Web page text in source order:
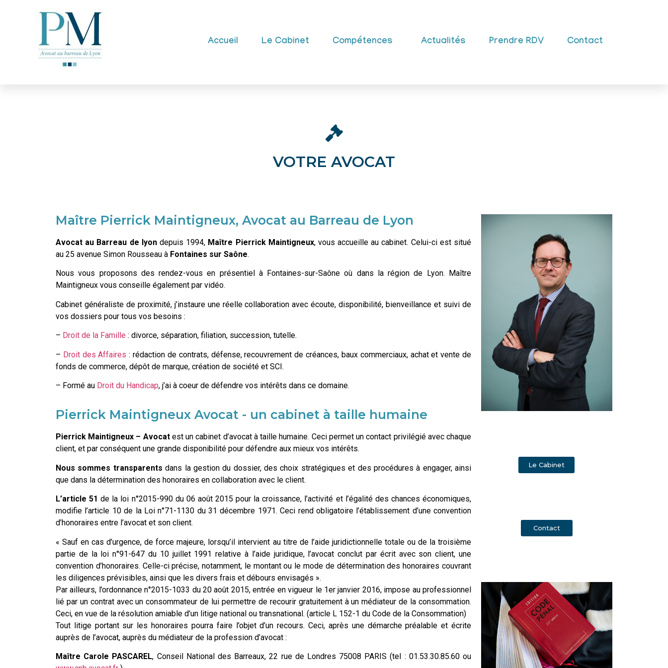
Accueil Le Cabinet Compétences Actualités Prendre RDV Contact
VOTRE AVOCAT
Maître Pierrick Maintigneux, Avocat au Barreau de Lyon
Avocat au Barreau de lyondepuis 1994, Maître Pierrick Maintigneux, vous accueille au cabinet. Celui-ci est situé
au 25 avenue Simon Rousseau à Fontaines sur Saône.
Nous vous proposons des rendez-vous en présentiel à Fontaines-sur-Saône où dans la région de Lyon. Maître
Maintigneux vous conseille également par vidéo.
Cabinet généraliste de proximité, j’instaure une réelle collaboration avec écoute, disponibilité, bienveillance et suivi de
vos dossiers pour tous vos besoins :
– Droit de la Famille : divorce, séparation, filiation, succession, tutelle.
– Droit des Affaires : rédaction de contrats, défense, recouvrement de créances, baux commerciaux, achat et vente de
fonds de commerce, dépôt de marque, création de société et SCI.
– Formé au Droit du Handicap, j’ai à coeur de défendre vos intérêts dans ce domaine.
Pierrick Maintigneux Avocat - un cabinet à taille humaine
Pierrick Maintigneux – Avocatest un cabinet d’avocat à taille humaine. Ceci permet un contact privilégié avec chaque
client, et par conséquent une grande disponibilité pour défendre aux mieux vos intérêts.
Nous sommes transparents dans la gestion du dossier, des choix stratégiques et des procédures à engager, ainsi
que dans la détermination des honoraires en collaboration avec le client.
L’article 51 de la loi n°2015-990 du 06 août 2015 pour la croissance, l’activité et l’égalité des chances économiques,
modifie l’article 10 de la Loi n°71-1130 du 31 décembre 1971. Ceci rend obligatoire l’établissement d’une convention
d’honoraires entre l’avocat et son client.
« Sauf en cas d’urgence, de force majeure, lorsqu’il intervient au titre de l’aide juridictionnelle totale ou de la troisième
partie de la loi n°91-647 du 10 juillet 1991 relative à l’aide juridique, l’avocat conclut par écrit avec son client, une
convention d’honoraires. Celle-ci précise, notamment, le montant ou le mode de détermination des honoraires couvrant
les diligences prévisibles, ainsi que les divers frais et débours envisagés ».
Par ailleurs, l’ordonnance n°2015-1033 du 20 août 2015, entrée en vigueur le 1er janvier 2016, impose au professionnel
lié par un contrat avec un consommateur de lui permettre de recourir gratuitement à un médiateur de la consommation.
Ceci, en vue de la résolution amiable d’un litige national ou transnational. (article L 152-1 du Code de la Consommation)
Tout litige portant sur les honoraires pourra faire l’objet d’un recours. Ceci, après une démarche préalable et écrite
auprès de l’avocat, auprès du médiateur de la profession d’avocat :
Maître Carole PASCAREL, Conseil National des Barreaux, 22 rue de Londres 75008 PARIS (tel : 01.53.30.85.60 ou
Le Cabinet
Contact